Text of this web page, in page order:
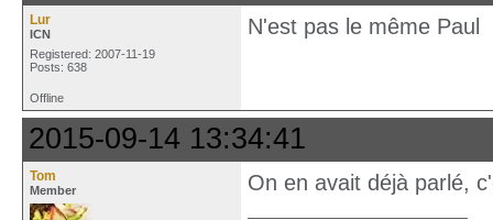
Lur
ICN
Registered: 2007-11-19
Posts: 638
N'est pas le même Paul
Offline
2015-09-14 13:34:41
Tom
Member On en avait déjà parlé,